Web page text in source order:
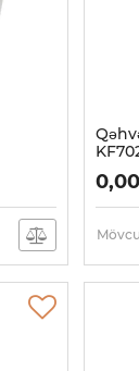
Artikul:
0,00